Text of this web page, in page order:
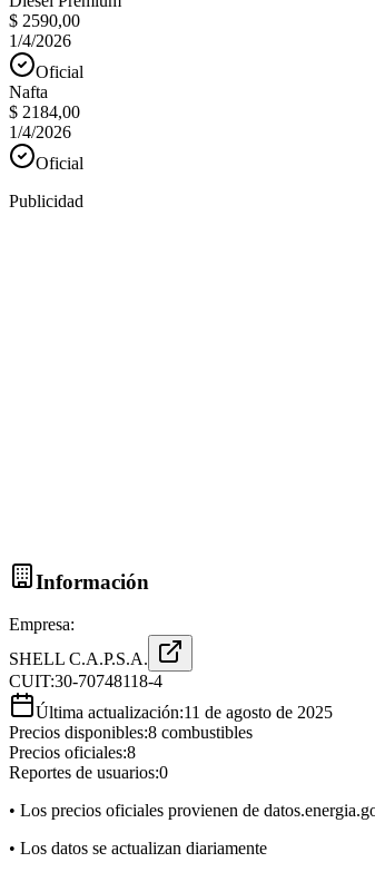
$ 2590,00
1/4/2026
Oficial
Nafta
$ 2184,00
1/4/2026
Oficial
Publicidad
Información
Empresa:
SHELL C.A.P.S.A.
CUIT:30-70748118-4
Última actualización:11 de agosto de 2025
Precios disponibles:8 combustibles
Precios oficiales:8
Reportes de usuarios:0
• Los precios oficiales provienen de
• Los datos se actualizan diariamente